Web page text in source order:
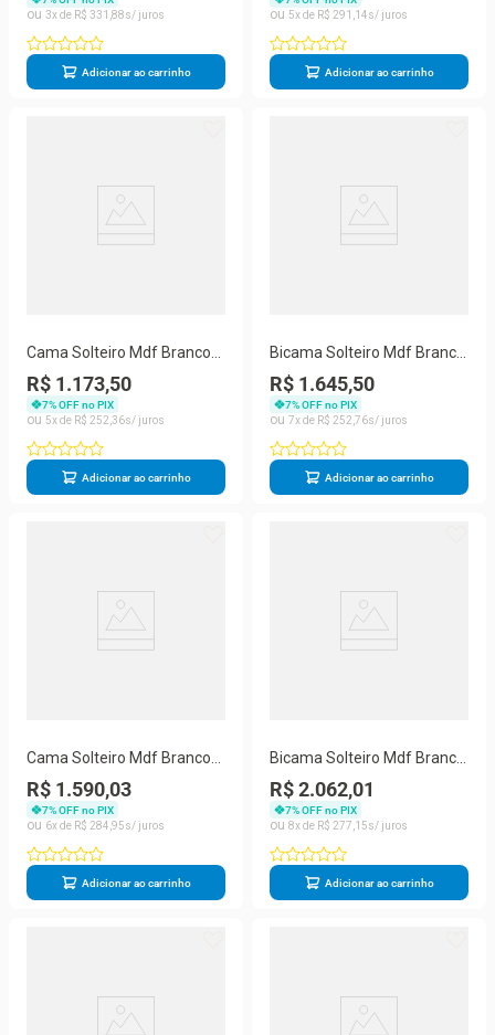
3
R$ 331 88
Adicionar ao carrinho
5
R$ 291 14
Adicionar ao carrinho
Cama Solteiro Mdf Branco
Com 02 Grades E Cabeceira
Anatômica Mobilistore
R$ 1.173,50
7% OFF no PIX
5
R$ 252 36
Adicionar ao carrinho
Bicama Solteiro Mdf Branco
Anatômica Mobilistore
R$ 1.645,50
7% OFF no PIX
7
R$ 252 76
Adicionar ao carrinho
Cama Solteiro Mdf Branco
Com Escadinha Escorrega
Mobilistore
R$ 1.590,03
7% OFF no PIX
6
R$ 284 95
Adicionar ao carrinho
Bicama Solteiro Mdf Branco
Com Escada Escorrega
Mobilistore
R$ 2.062,01
7% OFF no PIX
8
R$ 277 15
Adicionar ao carrinho